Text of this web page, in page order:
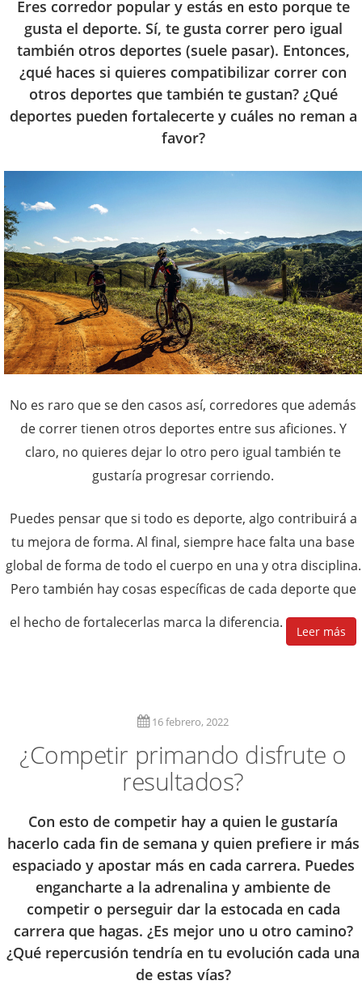
Eres corredor popular y estás en esto porque te
gusta el deporte. Sí, te gusta correr pero igual
también otros deportes (suele pasar). Entonces,
¿qué haces si quieres compatibilizar correr con
otros deportes que también te gustan? ¿Qué
deportes pueden fortalecerte y cuáles no reman a
favor?
No es raro que se den casos así, corredores que además
de correr tienen otros deportes entre sus aficiones. Y
claro, no quieres dejar lo otro pero igual también te
gustaría progresar corriendo.
Puedes pensar que si todo es deporte, algo contribuirá a
tu mejora de forma. Al final, siempre hace falta una base
global de forma de todo el cuerpo en una y otra disciplina.
Pero también hay cosas específicas de cada deporte que
el hecho de fortalecerlas marca la diferencia.
Leer más
16 febrero, 2022
¿Competir primando disfrute o
resultados?
Con esto de competir hay a quien le gustaría
hacerlo cada fin de semana y quien prefiere ir más
espaciado y apostar más en cada carrera. Puedes
engancharte a la adrenalina y ambiente de
competir o perseguir dar la estocada en cada
carrera que hagas. ¿Es mejor uno u otro camino?
¿Qué repercusión tendría en tu evolución cada una
de estas vías?